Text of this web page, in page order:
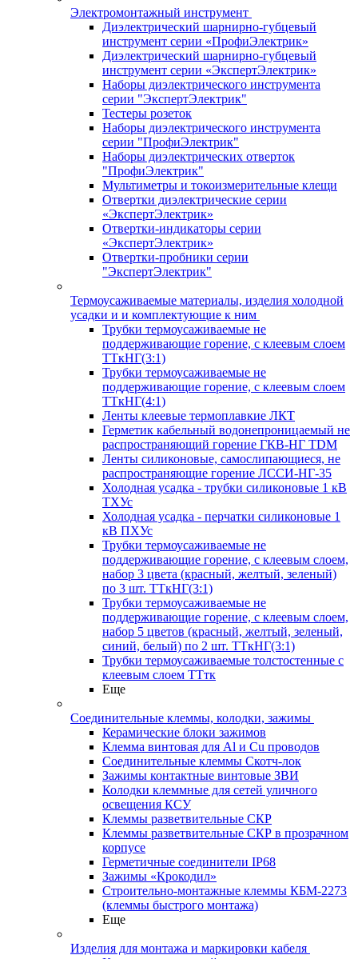
Электромонтажный инструмент
Диэлектрический шарнирно-губцевый
инструмент серии «ПрофиЭлектрик»
Диэлектрический шарнирно-губцевый
инструмент серии «ЭкспертЭлектрик»
Наборы диэлектрического инструмента
серии "ЭкспертЭлектрик"
Тестеры розеток
Наборы диэлектрического инструмента
серии "ПрофиЭлектрик"
Наборы диэлектрических отверток
"ПрофиЭлектрик"
Мультиметры и токоизмерительные клещи
Отвертки диэлектрические серии
«ЭкспертЭлектрик»
Отвертки-индикаторы серии
«ЭкспертЭлектрик»
Отвертки-пробники серии
"ЭкспертЭлектрик"
Термоусаживаемые материалы, изделия холодной
усадки и и комплектующие к ним
Трубки термоусаживаемые не
поддерживающие горение, с клеевым слоем
ТТкНГ(3:1)
Трубки термоусаживаемые не
поддерживающие горение, с клеевым слоем
ТТкНГ(4:1)
Ленты клеевые термоплавкие ЛКТ
Герметик кабельный водонепроницаемый не
распространяющий горение ГКВ-НГ TDM
Ленты силиконовые, самослипающиеся, не
распространяющие горение ЛССИ-НГ-35
Холодная усадка - трубки силиконовые 1 кВ
ТХУс
Холодная усадка - перчатки силиконовые 1
кВ ПХУс
Трубки термоусаживаемые не
поддерживающие горение, с клеевым слоем,
набор 3 цвета (красный, желтый, зеленый)
по 3 шт. ТТкНГ(3:1)
Трубки термоусаживаемые не
поддерживающие горение, с клеевым слоем,
набор 5 цветов (красный, желтый, зеленый,
синий, белый) по 2 шт. ТТкНГ(3:1)
Трубки термоусаживаемые толстостенные с
клеевым слоем ТТтк
Еще
Соединительные клеммы, колодки, зажимы
Керамические блоки зажимов
Клемма винтовая для Al и Cu проводов
Соединительные клеммы Скотч-лок
Зажимы контактные винтовые ЗВИ
Колодки клеммные для сетей уличного
освещения КСУ
Клеммы разветвительные СКР
Клеммы разветвительные СКР в прозрачном
корпусе
Герметичные соединители IP68
Зажимы «Крокодил»
Строительно-монтажные клеммы КБМ-2273
(клеммы быстрого монтажа)
Еще
Изделия для монтажа и маркировки кабеля